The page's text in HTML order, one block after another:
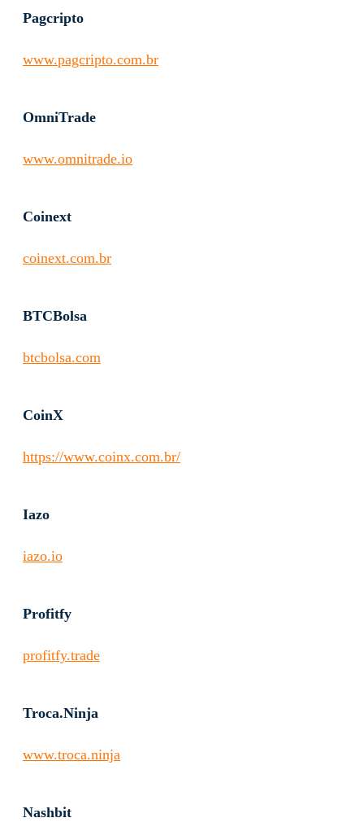
Pagcripto
www.pagcripto.com.br
OmniTrade
www.omnitrade.io
Coinext
coinext.com.br
BTCBolsa
btcbolsa.com
CoinX
https://www.coinx.com.br/
Iazo
iazo.io
Profitfy
profitfy.trade
Troca.Ninja
www.troca.ninja
Nashbit